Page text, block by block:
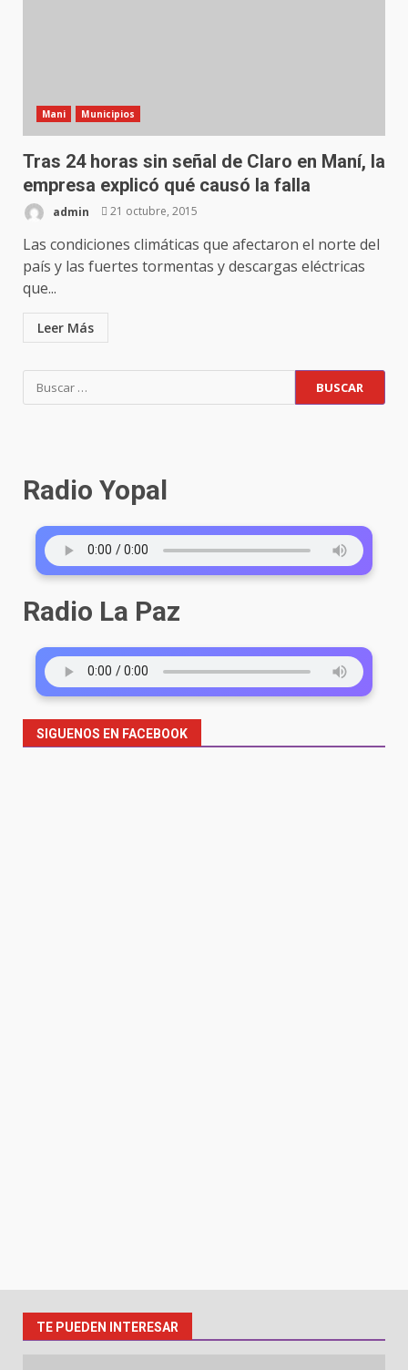
Mani Municipios
Tras 24 horas sin señal de Claro en Maní, la
empresa explicó qué causó la falla
admin 21 octubre, 2015
Las condiciones climáticas que afectaron el norte del
país y las fuertes tormentas y descargas eléctricas
que...
Leer Más
Radio Yopal
Radio La Paz
SIGUENOS EN FACEBOOK
TE PUEDEN INTERESAR